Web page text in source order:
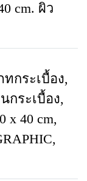
cm. ผิว
ทกระเบื้อง,
กระเบื้อง,
x 40 cm,
,